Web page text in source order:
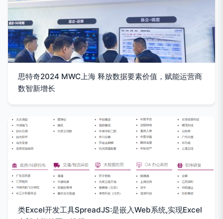
思特奇2024 MWC上海 释放数据要素价值，赋能运营商
数智新增长
类Excel开发工具SpreadJS:是嵌入Web系统,实现Excel